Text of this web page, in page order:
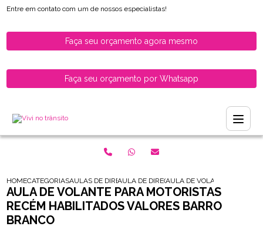
Entre em contato com um de nossos especialistas!
Faça seu orçamento agora mesmo
Faça seu orçamento por Whatsapp
HOMECATEGORIASAULAS DE DIRECAO PARA HABILITADOS
AULA DE DIRECAO PARA HABILITADOS
AULA DE VOLANTE PARA
AULA DE VOLANTE PARA MOTORISTAS
RECÉM HABILITADOS VALORES BARRO
BRANCO